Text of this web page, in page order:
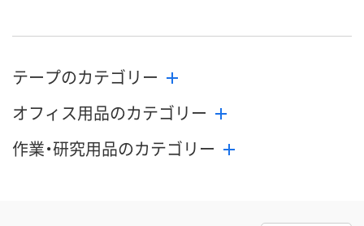
テープのカテゴリー
オフィス用品のカテゴリー
作業・研究用品のカテゴリー